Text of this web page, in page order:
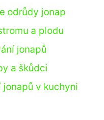
odrůdy jonap
a plodu
jonapů
a škůdci
jonapů v kuchyni